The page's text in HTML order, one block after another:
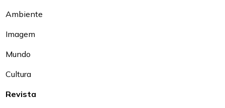
Ambiente
Imagem
Mundo
Cultura
Revista